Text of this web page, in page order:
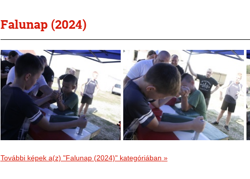
Falunap (2024)
További képek a(z) "Falunap (2024)" kategóriában »